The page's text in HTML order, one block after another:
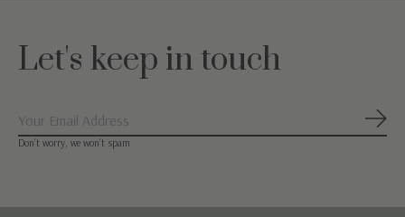
Let's keep in touch
Don’t worry, we won’t spam